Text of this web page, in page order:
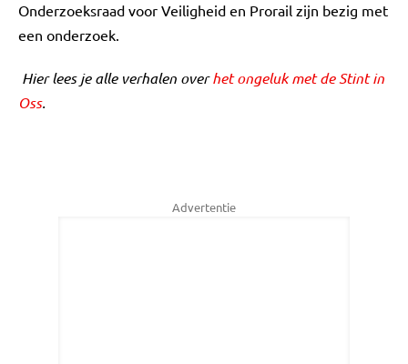
Onderzoeksraad voor Veiligheid en Prorail zijn bezig met
een onderzoek.
Hier lees je alle verhalen overhet ongeluk met de Stint in
Oss.
Advertentie